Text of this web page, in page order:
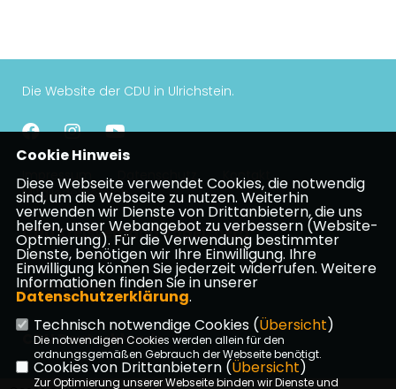
Die Website der CDU in Ulrichstein.
Impressum Datenschutz
Kontakt
Mitgliederbereich
CDU Kreisverband Vogelsberg
CDU Hessen
CDU Deutschlands
Cookie Hinweis
Diese Webseite verwendet Cookies, die notwendig
sind, um die Webseite zu nutzen. Weiterhin
verwenden wir Dienste von Drittanbietern, die uns
helfen, unser Webangebot zu verbessern (Website-
Optmierung). Für die Verwendung bestimmter
Dienste, benötigen wir Ihre Einwilligung. Ihre
Einwilligung können Sie jederzeit widerrufen. Weitere
Informationen finden Sie in unserer
Datenschutzerklärung.
Technisch notwendige Cookies (Übersicht)
Die notwendigen Cookies werden allein für den
ordnungsgemäßen Gebrauch der Webseite benötigt.
Cookies von Drittanbietern (Übersicht)
Zur Optimierung unserer Webseite binden wir Dienste und